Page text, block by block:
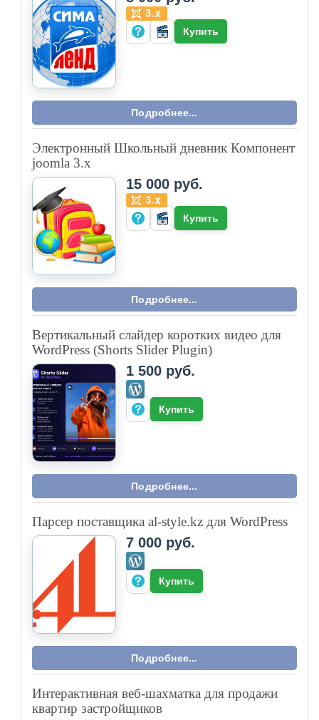
Купить
Подробнее...
Электронный Школьный дневник Компонент
joomla 3.x
15 000 руб.
Купить
Подробнее...
Вертикальный слайдер коротких видео для
WordPress (Shorts Slider Plugin)
1 500 руб.
Купить
Подробнее...
Парсер поставщика al-style.kz для WordPress
7 000 руб.
Купить
Подробнее...
Интерактивная веб-шахматка для продажи
квартир застройщиков